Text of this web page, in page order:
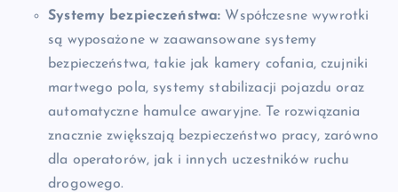
Systemy bezpieczeństwa: Współczesne wywrotki
są wyposażone w zaawansowane systemy
bezpieczeństwa, takie jak kamery cofania, czujniki
martwego pola, systemy stabilizacji pojazdu oraz
automatyczne hamulce awaryjne. Te rozwiązania
znacznie zwiększają bezpieczeństwo pracy, zarówno
dla operatorów, jak i innych uczestników ruchu
drogowego.